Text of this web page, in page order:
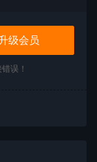
级会员
误！